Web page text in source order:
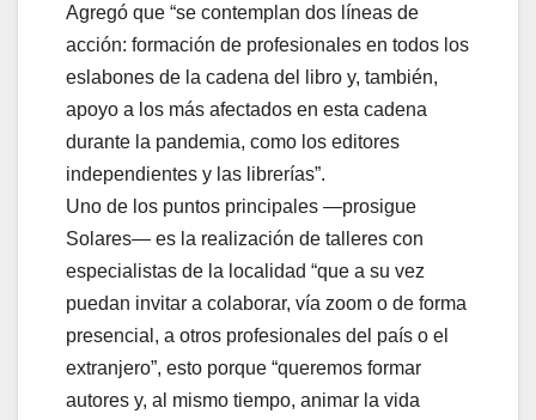
Agregó que “se contemplan dos líneas de
acción: formación de profesionales en todos los
eslabones de la cadena del libro y, también,
apoyo a los más afectados en esta cadena
durante la pandemia, como los editores
independientes y las librerías”.
Uno de los puntos principales —prosigue
Solares— es la realización de talleres con
especialistas de la localidad “que a su vez
puedan invitar a colaborar, vía zoom o de forma
presencial, a otros profesionales del país o el
extranjero”, esto porque “queremos formar
autores y, al mismo tiempo, animar la vida